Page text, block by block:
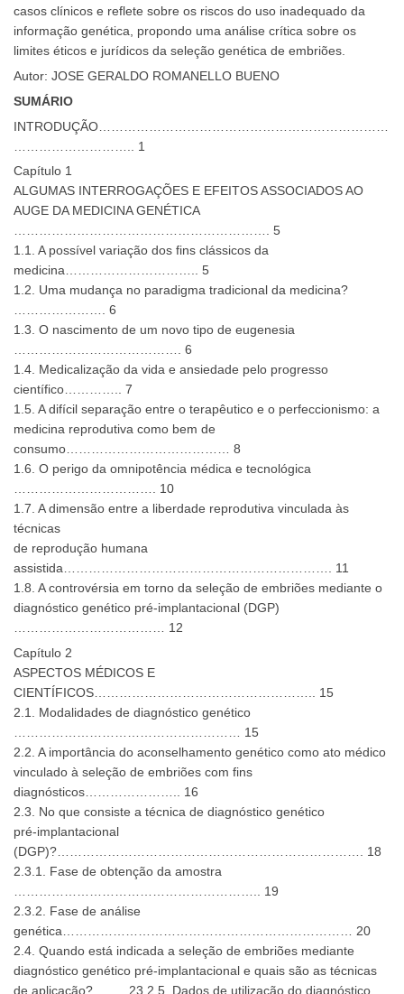
casos clínicos e reflete sobre os riscos do uso inadequado da
informação genética, propondo uma análise crítica sobre os
limites éticos e jurídicos da seleção genética de embriões.
Autor: JOSE GERALDO ROMANELLO BUENO
SUMÁRIO
INTRODUÇÃO……………………………………………………………
……………………….. 1
Capítulo 1
ALGUMAS INTERROGAÇÕES E EFEITOS ASSOCIADOS AO
AUGE DA MEDICINA GENÉTICA
……………………………………………………. 5
1.1. A possível variação dos fins clássicos da
medicina………………………….. 5
1.2. Uma mudança no paradigma tradicional da medicina?
…………………. 6
1.3. O nascimento de um novo tipo de eugenesia
…………………………………. 6
1.4. Medicalização da vida e ansiedade pelo progresso
científico………….. 7
1.5. A difícil separação entre o terapêutico e o perfeccionismo: a
medicina reprodutiva como bem de
consumo………………………………… 8
1.6. O perigo da omnipotência médica e tecnológica
……………………………. 10
1.7. A dimensão entre a liberdade reprodutiva vinculada às
técnicas
de reprodução humana
assistida………………………………………………………. 11
1.8. A controvérsia em torno da seleção de embriões mediante o
diagnóstico genético pré-implantacional (DGP)
……………………………… 12
Capítulo 2
ASPECTOS MÉDICOS E
CIENTÍFICOS…………………………………………….. 15
2.1. Modalidades de diagnóstico genético
……………………………………………… 15
2.2. A importância do aconselhamento genético como ato médico
vinculado à seleção de embriões com fins
diagnósticos………………….. 16
2.3. No que consiste a técnica de diagnóstico genético
pré-implantacional
(DGP)?………………………………………………………………. 18
2.3.1. Fase de obtenção da amostra
………………………………………………….. 19
2.3.2. Fase de análise
genética…………………………………………………………… 20
2.4. Quando está indicada a seleção de embriões mediante
diagnóstico genético pré-implantacional e quais são as técnicas
de aplicação?…….. 23 2.5. Dados de utilização do diagnóstico